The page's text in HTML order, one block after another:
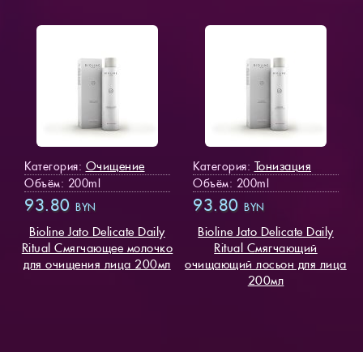
Категория: Очищение
Объём: 200ml
93.80 BYN
Bioline Jato Delicate Daily
Ritual Смягчающее молочко
для очищения лица 200мл
Категория: Тонизация
Объём: 200ml
93.80 BYN
Bioline Jato Delicate Daily
Ritual Смягчающий
очищающий лосьон для лица
200мл